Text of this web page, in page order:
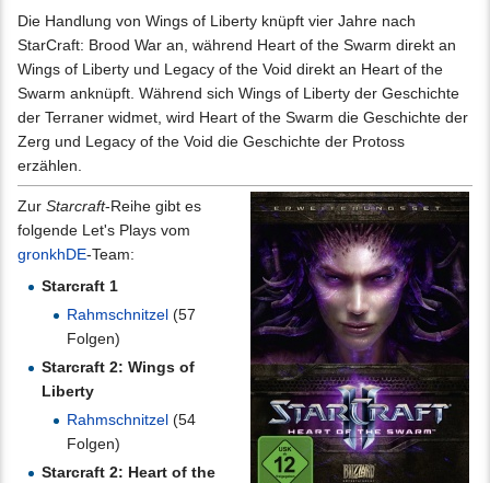
Die Handlung von Wings of Liberty knüpft vier Jahre nach
StarCraft: Brood War an, während Heart of the Swarm direkt an
Wings of Liberty und Legacy of the Void direkt an Heart of the
Swarm anknüpft. Während sich Wings of Liberty der Geschichte
der Terraner widmet, wird Heart of the Swarm die Geschichte der
Zerg und Legacy of the Void die Geschichte der Protoss
erzählen.
Zur Starcraft-Reihe gibt es
folgende Let's Plays vom
gronkhDE-Team:
Starcraft 1
Rahmschnitzel(57
Folgen)
Starcraft 2: Wings of
Liberty
Rahmschnitzel(54
Folgen)
Starcraft 2: Heart of the